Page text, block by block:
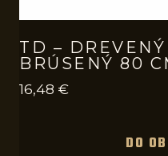
TD –
BRÚSENÝ 80
16,48 €
DO